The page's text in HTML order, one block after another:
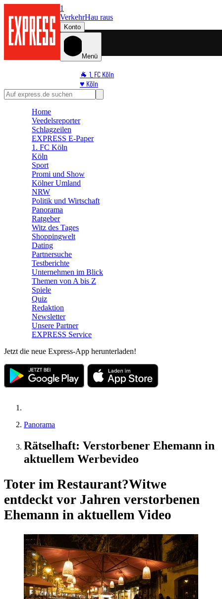
1
VerkehrHau raus
Konto
Menü
🐐 1. FC Köln
♥️ Köln
⭐ Promi
🛒 Shoppingwelt
Home
Veedelsreporter
Schlagzeilen
EXPRESS E-Paper
1. FC Köln
Köln
Sport
Promi und Show
Kölner Umland
NRW
Politik und Wirtschaft
Panorama
Ratgeber
Witz des Tages
Shoppingwelt
Dating
Partnersuche
Testberichte
Unternehmen im Blick
Themen von A bis Z
Spiele
Quiz
Redaktion
Newsletter
Unsere Partner
EXPRESS Service
Jetzt die neue Express-App herunterladen!
Panorama
Rätselhaft: Verstorbener Ehemann in
aktuellem Werbevideo
Toter im Restaurant?Witwe
entdeckt vor Jahren verstorbenen
Ehemann in aktuellem Video